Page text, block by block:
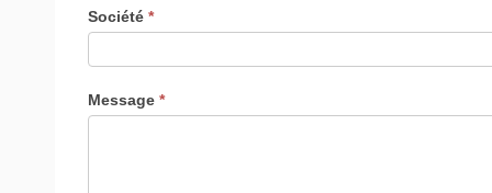
Découpe
laser
Société *
Message *